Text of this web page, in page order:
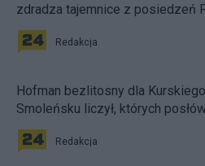
zdradza tajemnice z posiedzeń
Redakcja
Hofman bezlitosny dla
Smoleńsku liczył, których
Redakcja